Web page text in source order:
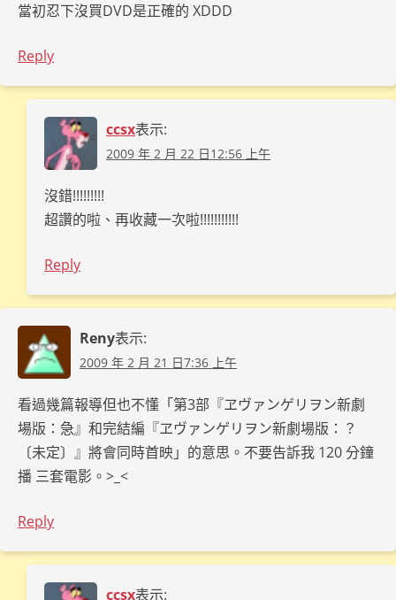
當初忍下沒買DVD是正確的 XDDD
Reply
ccsx表示:
2009 年 2 月 22 日12:56 上午
沒錯!!!!!!!!!
超讚的啦、再收藏一次啦!!!!!!!!!!!
Reply
Reny表示:
2009 年 2 月 21 日7:36 上午
看過幾篇報導但也不懂「第3部『ヱヴァンゲリヲン新劇
場版：急』和完結編『ヱヴァンゲリヲン新劇場版：？
〔未定〕』將會同時首映」的意思。不要告訴我 120 分鐘
播 三套電影。>_<
Reply
ccsx表示: